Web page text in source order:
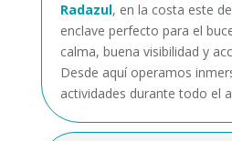
Radazul, en la costa este
enclave perfecto para el
calma, buena visibilidad y
Desde aquí operamos
actividades durante todo el